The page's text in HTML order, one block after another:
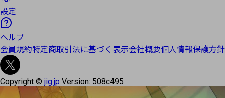
設定
ヘルプ
会員規約特定商取引法に基づく表示会社概要個人情報保護方針
Copyright © jig.jp Version: 508c495